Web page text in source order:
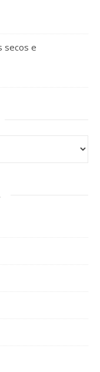
secos e